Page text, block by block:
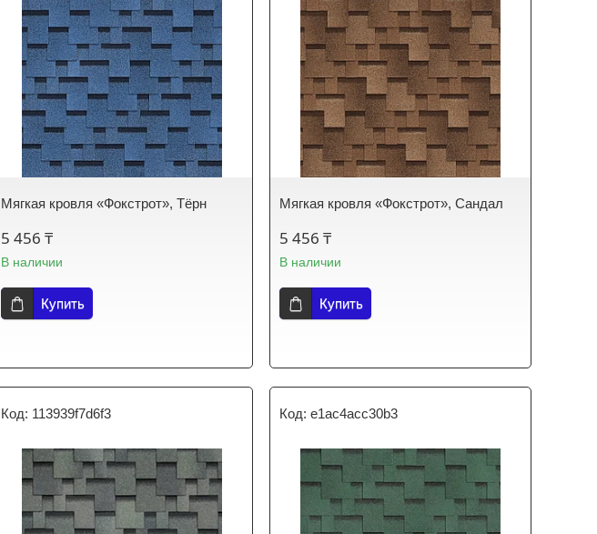
Мягкая кровля «Фокстрот», Тёрн
5 456 ₸
В наличии
Купить
Мягкая кровля «Фокстрот», Сандал
5 456 ₸
В наличии
Купить
113939f7d6f3 e1ac4acc30b3